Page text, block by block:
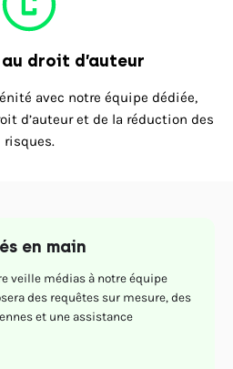
droit d’auteur
avec notre équipe dédiée,
d’auteur et de la réduction des
risques.
en main
veille médias à notre équipe
des requêtes sur mesure, des
et une assistance